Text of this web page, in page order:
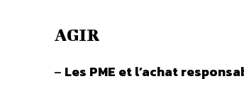
AGIR
– Les PME et l’achat